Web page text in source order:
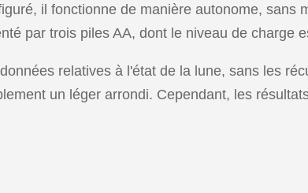
il fonctionne de manière autonome, sans
par trois piles AA, dont le niveau de charge
relatives à l'état de la lune, sans les
un léger arrondi. Cependant, les